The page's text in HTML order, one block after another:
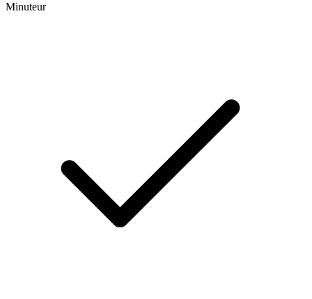
Minuteur